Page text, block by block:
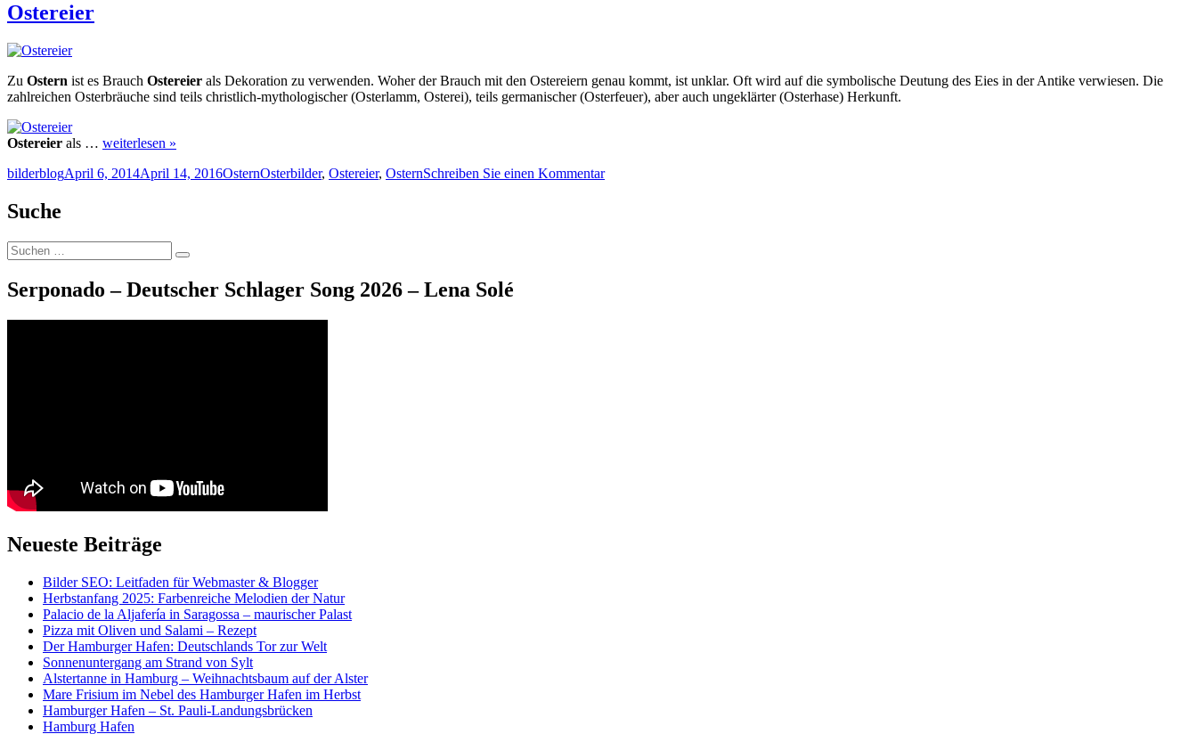
Ostereier
Zu Ostern ist es Brauch Ostereier als Dekoration zu verwenden. Woher der Brauch mit den Ostereiern genau kommt, ist unklar. Oft wird auf die symbolische Deutung des Eies in der Antike verwiesen. Die
zahlreichen Osterbräuche sind teils christlich-mythologischer (Osterlamm, Osterei), teils germanischer (Osterfeuer), aber auch ungeklärter (Osterhase) Herkunft.
Ostereier als … weiterlesen »
Autor
bilderblogVeröffentlicht
April 6, 2014April 14, 2016Kategorien
OsternSchlagwörter
Osterbilder, Ostereier, OsternSchreiben Sie einen Kommentarzu
Suche
Suche
nach:
Suchen
Serponado – Deutscher Schlager Song 2026 – Lena Solé
Neueste Beiträge
Bilder SEO: Leitfaden für Webmaster & Blogger
Herbstanfang 2025: Farbenreiche Melodien der Natur
Palacio de la Aljafería in Saragossa – maurischer Palast
Pizza mit Oliven und Salami – Rezept
Der Hamburger Hafen: Deutschlands Tor zur Welt
Sonnenuntergang am Strand von Sylt
Alstertanne in Hamburg – Weihnachtsbaum auf der Alster
Mare Frisium im Nebel des Hamburger Hafen im Herbst
Hamburger Hafen – St. Pauli-Landungsbrücken
Hamburg Hafen